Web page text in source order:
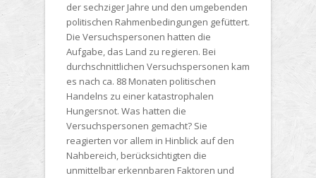
der sechziger Jahre und den umgebenden
politischen Rahmenbedingungen gefüttert.
Die Versuchspersonen hatten die
Aufgabe, das Land zu regieren. Bei
durchschnittlichen Versuchspersonen kam
es nach ca. 88 Monaten politischen
Handelns zu einer katastrophalen
Hungersnot. Was hatten die
Versuchspersonen gemacht? Sie
reagierten vor allem in Hinblick auf den
Nahbereich, berücksichtigten die
unmittelbar erkennbaren Faktoren und